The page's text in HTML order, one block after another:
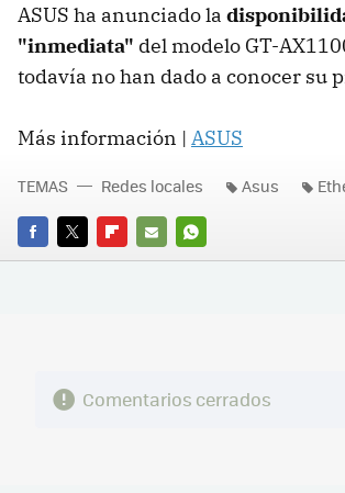
ASUS ha anunciado la
"inmediata" del modelo GT-
todavía no han dado a conocer su
Más información | ASUS
FACEBOOK
TWITTERFLIPBOARD
E-
WHATSAPP
TEMAS Redes locales Asus
Comentarios cerrados